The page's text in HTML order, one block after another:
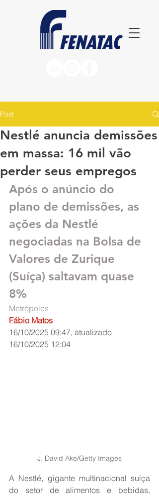
Post
Nestlé anuncia demissões
em massa: 16 mil vão
perder seus empregos
Após o anúncio do
plano de demissões, as
ações da Nestlé
negociadas na Bolsa de
Valores de Zurique
(Suíça) saltavam quase
8%
Metrópoles
Fábio Matos
16/10/2025 09:47, atualizado
16/10/2025 12:04
J. David Ake/Getty Images
A Nestlé, gigante multinacional suíça
do setor de alimentos e bebidas,